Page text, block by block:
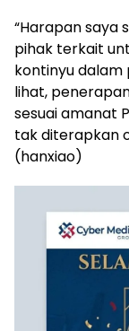
“Harapan saya
pihak terkait
kontinyu dalam
lihat,
sesuai amanat
tak diterapkan
(hanxiao)